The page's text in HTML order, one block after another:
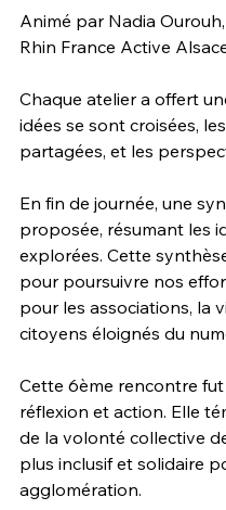
Animé par Nadia
Rhin France Active
Chaque atelier a offert
idées se sont croisées,
partagées, et les
En fin de journée, une
proposée, résumant les
explorées. Cette
pour poursuivre nos
pour les associations, la
citoyens éloignés du
Cette 6ème rencontre
réflexion et action. Elle
de la volonté collective
plus inclusif et solidaire
agglomération.